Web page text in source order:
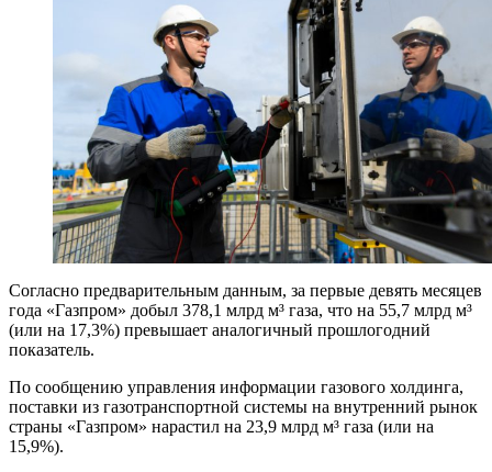
Согласно предварительным данным, за первые девять месяцев
года «Газпром» добыл 378,1 млрд м³ газа, что на 55,7 млрд м³
(или на 17,3%) превышает аналогичный прошлогодний
показатель.
По сообщению управления информации газового холдинга,
поставки из газотранспортной системы на внутренний рынок
страны «Газпром» нарастил на 23,9 млрд м³ газа (или на
15,9%).